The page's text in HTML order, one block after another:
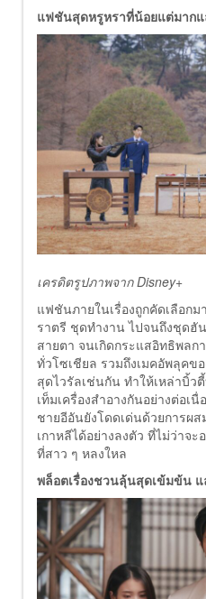
แฟชันสุดหรูหราที่น้อยแต่มาก
เครดิตรูปภาพจาก Disney+
แฟชันภายในเรื่องถูกคัดเลือก
ราตรี ชุดทำงาน ไปจนถึงชุด
สายตา จนเกิดกระแสอิทธิพลก
ทั่วโซเชียล รวมถึงเมคอัพลุคข
สุดไวรัลเช่นกัน ทำให้เหล่าบิ้ว
เท็มเครื่องสำอางกันอย่างต่อเ
ชายอีอันยังโดดเด่นด้วยการผ
เกาหลีได้อย่างลงตัว ที่ไม่ว่าจ
ที่สาว ๆ หลงใหล
พล็อตเรื่องชวนลุ้นสุดเข้มข้น แ